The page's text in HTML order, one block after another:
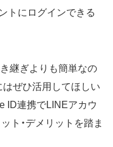
トにログインできる
継ぎよりも簡単なの
はぜひ活用してほしい
ID連携でLINEアカウ
ト・デメリットを踏ま